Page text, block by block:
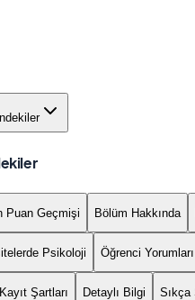
Puan Geçmişi Bölüm Hakkında
Psikoloji Öğrenci Yorumları
Şartları Detaylı Bilgi Sıkça